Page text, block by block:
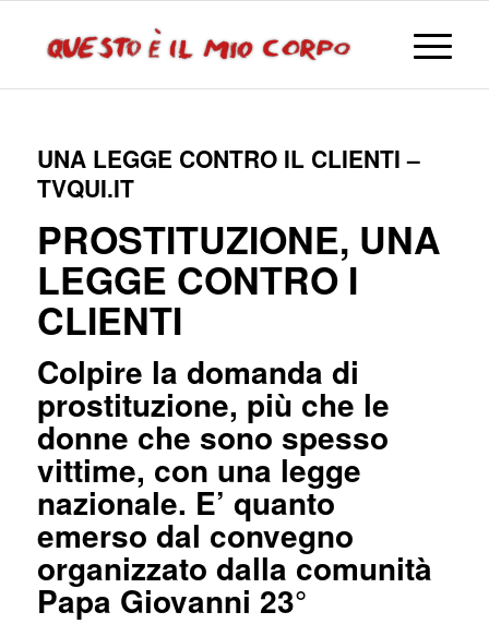
UNA LEGGE CONTRO IL CLIENTI –
TVQUI.IT
PROSTITUZIONE, UNA
LEGGE CONTRO I
CLIENTI
Colpire la domanda di
prostituzione, più che le
donne che sono spesso
vittime, con una legge
nazionale. E’ quanto
emerso dal convegno
organizzato dalla comunità
Papa Giovanni 23°